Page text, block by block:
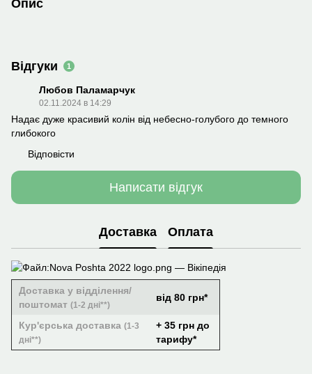
Опис
Відгуки 1
Любов Паламарчук
02.11.2024 в 14:29
Надає дуже красивий колін від небесно-голубого до темного
глибокого
Відповісти
Написати відгук
Доставка Оплата
Доставка у відділення/
поштомат (1-2 дні**)
від 80 грн*
Кур'єрська доставка (1-3
дні**)
+ 35 грн до
тарифу*